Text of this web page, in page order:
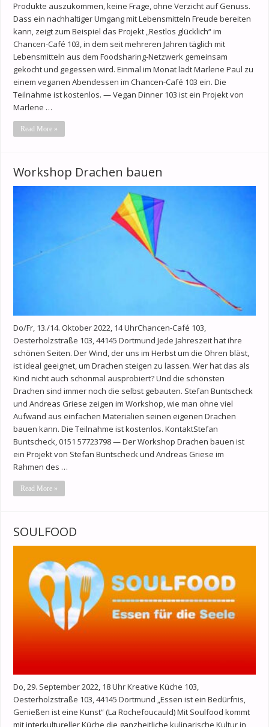
Produkte auszukommen, keine Frage, ohne Verzicht auf Genuss.
Dass ein nachhaltiger Umgang mit Lebensmitteln Freude bereiten
kann, zeigt zum Beispiel das Projekt „Restlos glücklich“ im
Chancen-Café 103, in dem seit mehreren Jahren täglich mit
Lebensmitteln aus dem Foodsharing-Netzwerk gemeinsam
gekocht und gegessen wird. Einmal im Monat lädt Marlene Paul zu
einem veganen Abendessen im Chancen-Café 103 ein. Die
Teilnahme ist kostenlos. — Vegan Dinner 103 ist ein Projekt von
Marlene …
Read More »
Workshop Drachen bauen
Do/Fr, 13./14. Oktober 2022, 14 UhrChancen-Café 103,
Oesterholzstraße 103, 44145 Dortmund Jede Jahreszeit hat ihre
schönen Seiten. Der Wind, der uns im Herbst um die Ohren bläst,
ist ideal geeignet, um Drachen steigen zu lassen. Wer hat das als
Kind nicht auch schonmal ausprobiert? Und die schönsten
Drachen sind immer noch die selbst gebauten. Stefan Buntscheck
und Andreas Griese zeigen im Workshop, wie man ohne viel
Aufwand aus einfachen Materialien seinen eigenen Drachen
bauen kann. Die Teilnahme ist kostenlos. KontaktStefan
Buntscheck, 0151 57723798 — Der Workshop Drachen bauen ist
ein Projekt von Stefan Buntscheck und Andreas Griese im
Rahmen des …
Read More »
SOULFOOD
Do, 29. September 2022, 18 Uhr Kreative Küche 103,
Oesterholzstraße 103, 44145 Dortmund „Essen ist ein Bedürfnis,
Genießen ist eine Kunst“ (La Rochefoucauld) Mit Soulfood kommt
mit interkultureller Küche die ganzheitliche kulinarische Kultur in